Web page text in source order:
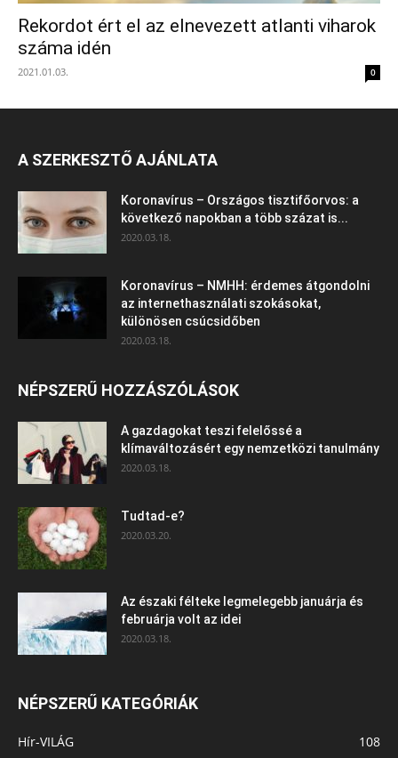
Rekordot ért el az elnevezett atlanti viharok
száma idén
2021.01.03. 0
A SZERKESZTŐ AJÁNLATA
Koronavírus – Országos tisztifőorvos: a
következő napokban a több százat is...
2020.03.18.
Koronavírus – NMHH: érdemes átgondolni
az internethasználati szokásokat,
különösen csúcsidőben
2020.03.18.
NÉPSZERŰ HOZZÁSZÓLÁSOK
A gazdagokat teszi felelőssé a
klímaváltozásért egy nemzetközi tanulmány
2020.03.18.
Tudtad-e?
2020.03.20.
Az északi félteke legmelegebb januárja és
februárja volt az idei
2020.03.18.
NÉPSZERŰ KATEGÓRIÁK
Hír-VILÁG
108